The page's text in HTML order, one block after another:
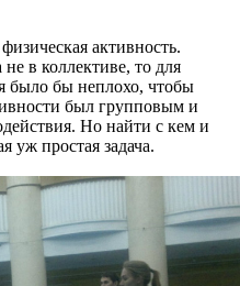
активность.
в коллективе, то для
было бы неплохо, чтобы
был групповым и
Но найти с кем и
уж простая задача.